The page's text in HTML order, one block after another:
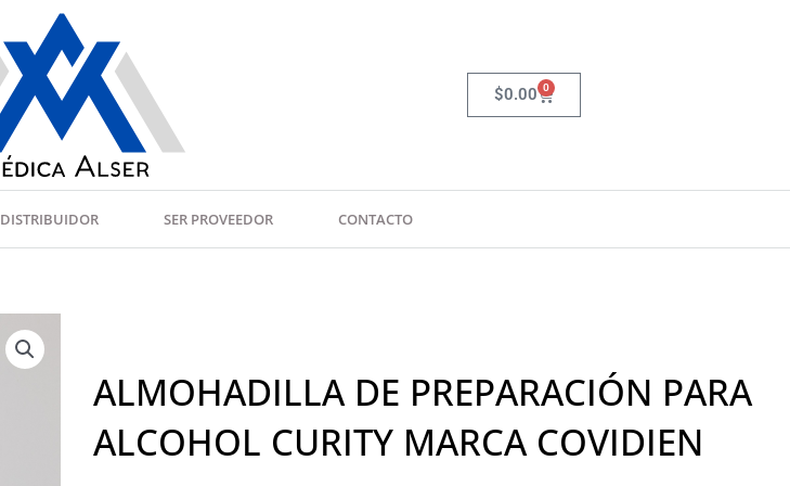
$0.00 0
Carrito
DISTRIBUIDOR SER PROVEEDOR CONTACTO
ALMOHADILLA DE PREPARACIÓN PARA
ALCOHOL CURITY MARCA COVIDIEN